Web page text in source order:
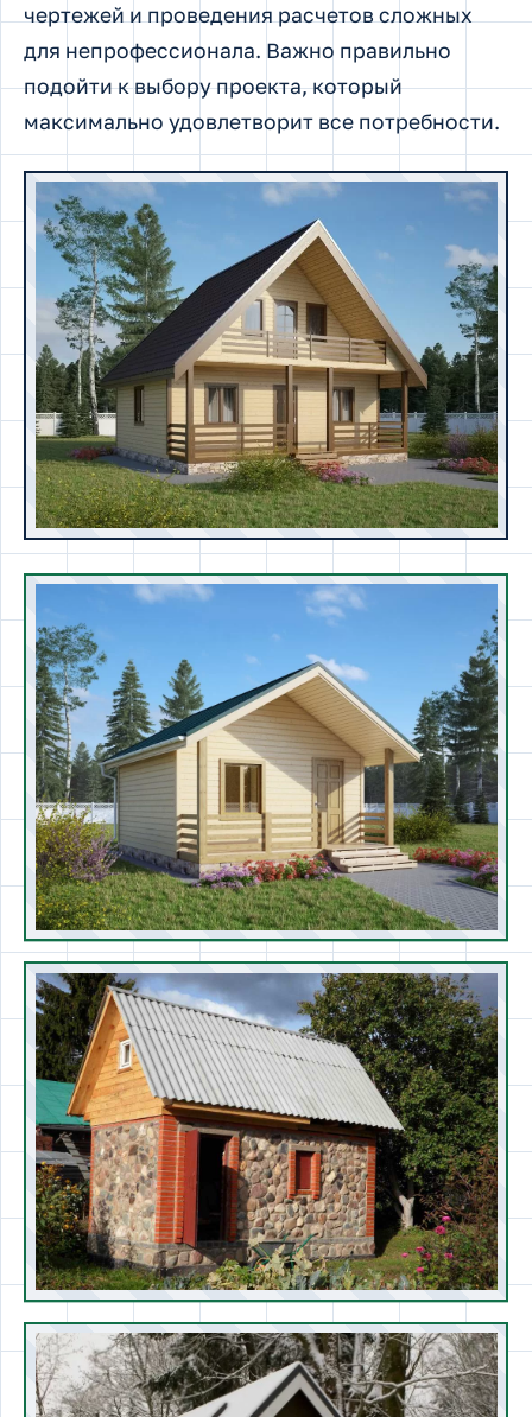
чертежей и проведения расчетов сложных
для непрофессионала. Важно правильно
подойти к выбору проекта, который
максимально удовлетворит все потребности.